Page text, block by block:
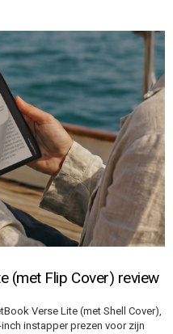
(met Flip Cover) review
Verse Lite (met Shell Cover),
instapper prezen voor zijn